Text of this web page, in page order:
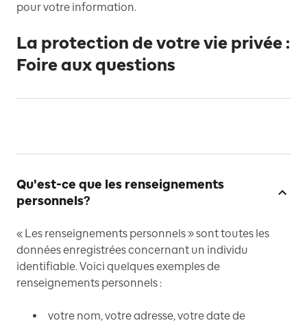
pour votre information.
La protection de votre vie privée :
Foire aux questions
Qu'est-ce que les renseignements
personnels?
« Les renseignements personnels » sont toutes les
données enregistrées concernant un individu
identifiable. Voici quelques exemples de
renseignements personnels :
votre nom, votre adresse, votre date de